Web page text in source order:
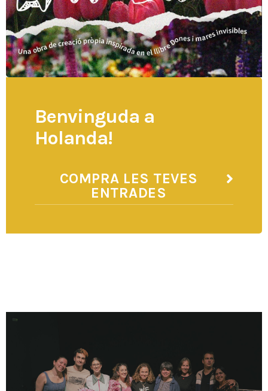
Benvinguda a
Holanda!
COMPRA LES TEVES
ENTRADES